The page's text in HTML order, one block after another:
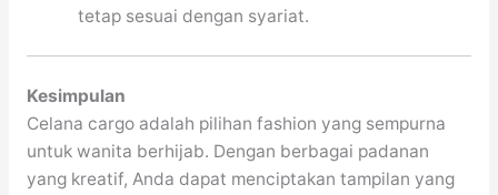
tetap sesuai dengan syariat.
Kesimpulan
Celana cargo adalah pilihan fashion yang sempurna
untuk wanita berhijab. Dengan berbagai padanan
yang kreatif, Anda dapat menciptakan tampilan yang